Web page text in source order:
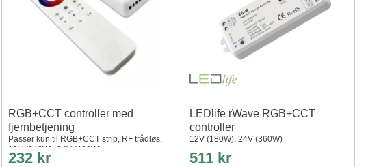
RGB+CCT controller med
fjernbetjening
Passer kun til RGB+CCT strip, RF trådløs,
12V (240W), 24V (480W)
232 kr
LEDlife rWave RGB+CCT
controller
12V (180W), 24V (360W)
511 kr